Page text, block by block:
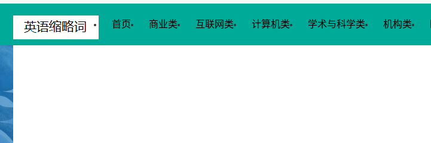
首页 商业类 互联网类 计算机类 学术与科学类 机构类